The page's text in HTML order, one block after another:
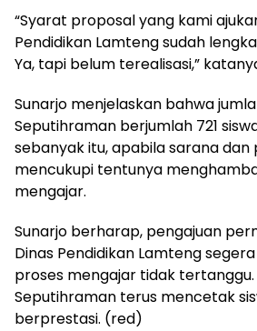
“Syarat proposal yang kami
Pendidikan Lamteng sudah
Ya, tapi belum terealisasi,”
Sunarjo menjelaskan bahwa
Seputihraman berjumlah 721
sebanyak itu, apabila sarana
mencukupi tentunya
mengajar.
Sunarjo berharap, pengajuan
Dinas Pendidikan Lamteng
proses mengajar tidak tertanggu.
Seputihraman terus mencetak
berprestasi. (red)